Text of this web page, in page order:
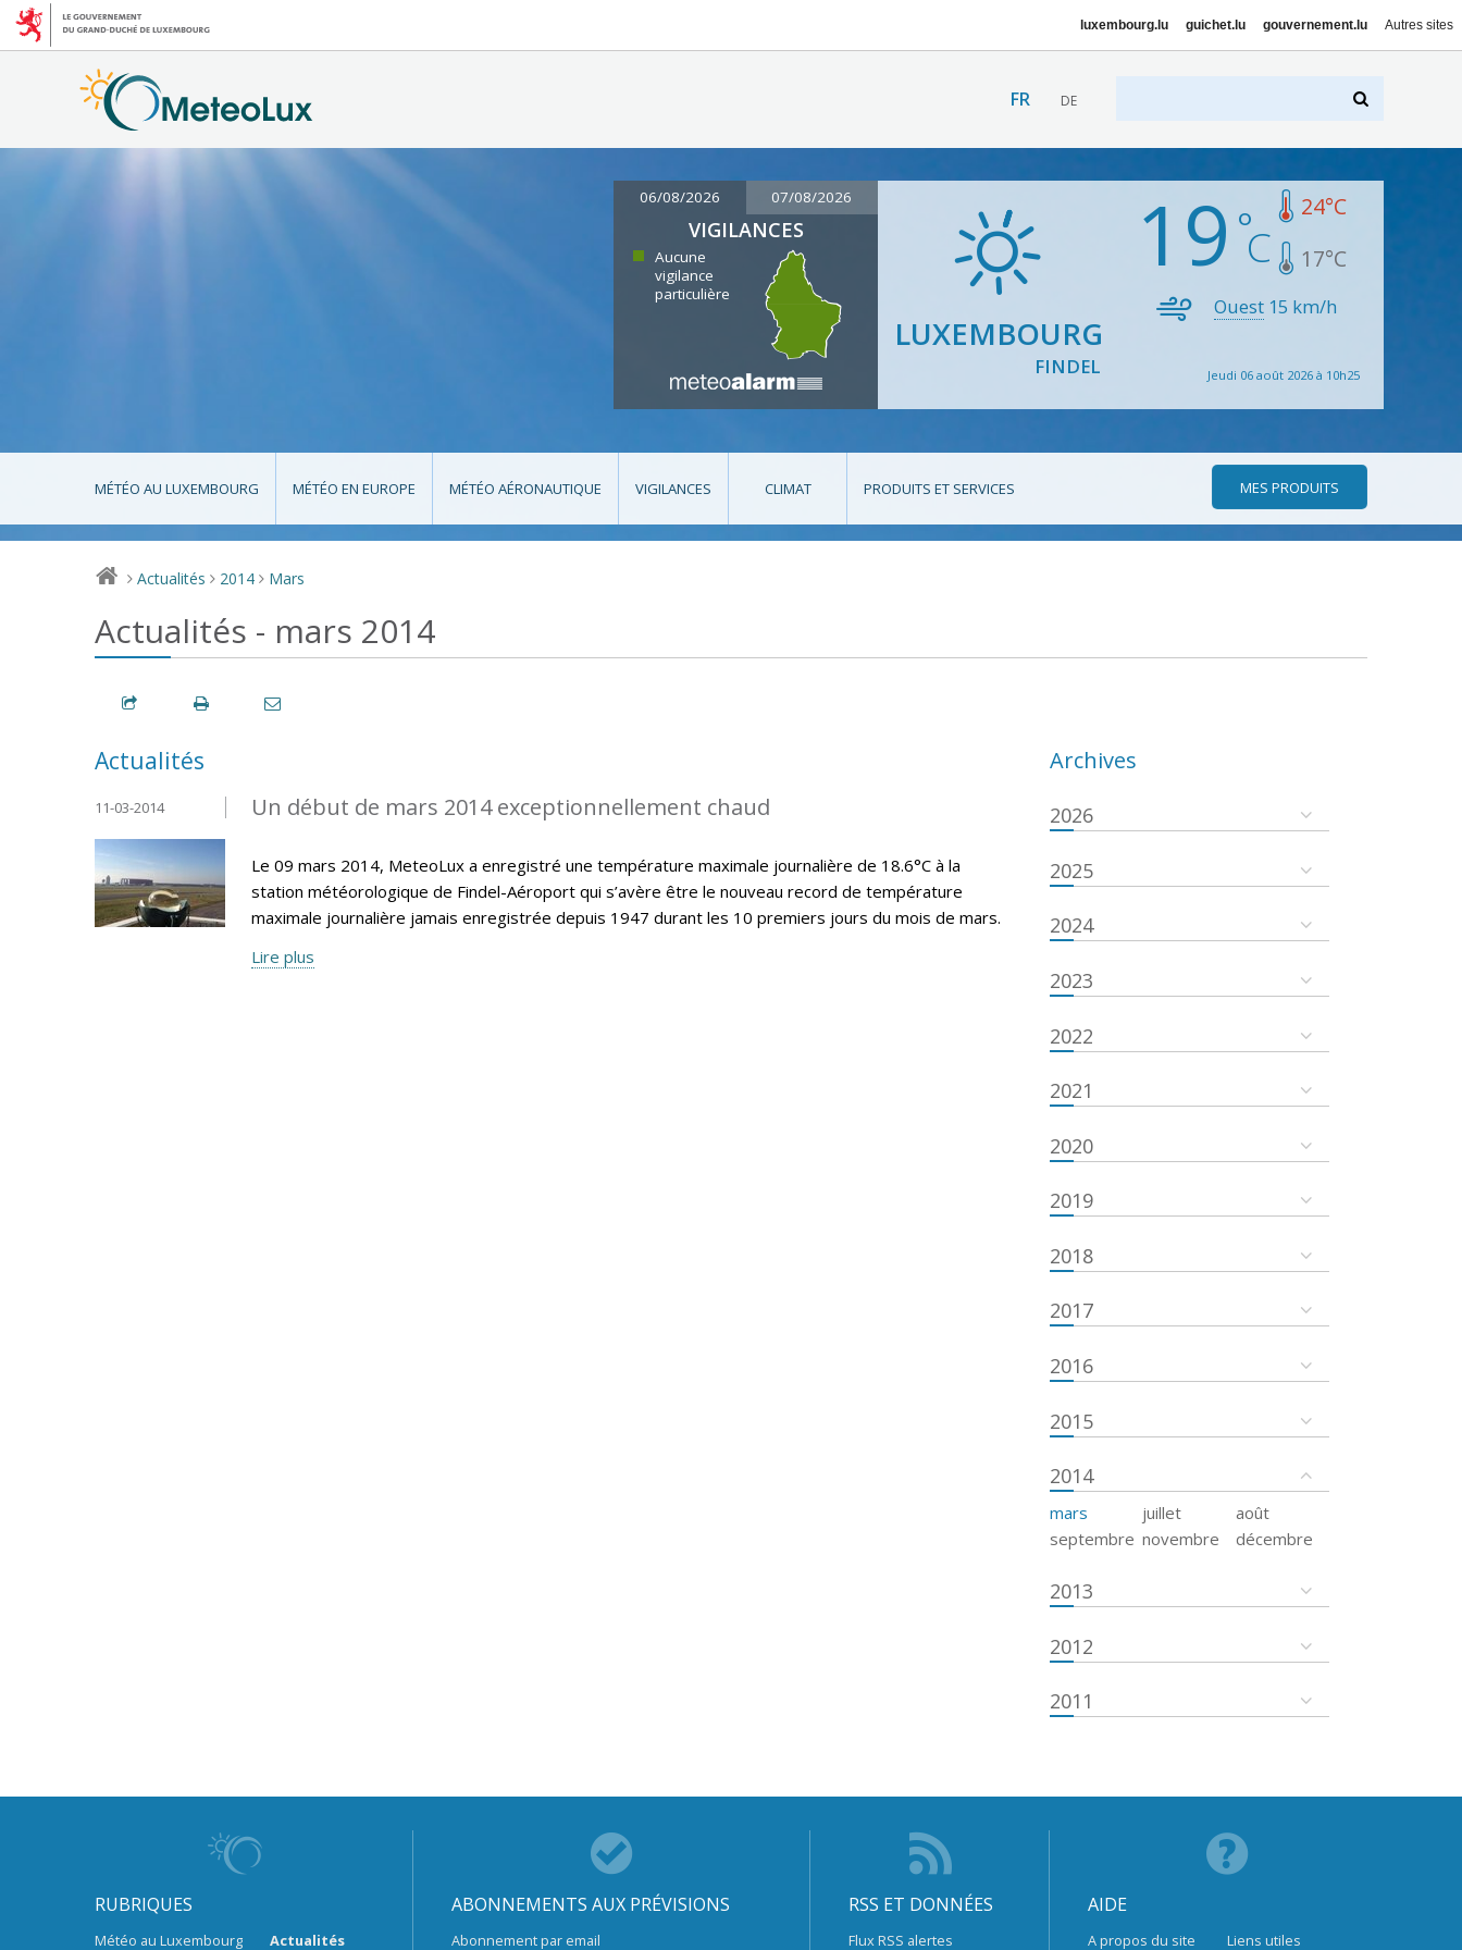
luxembourg.lu guichet.lu gouvernement.lu Autres sites
FR DE
06/08/2026 07/08/2026
VIGILANCES
Aucune
vigilance
particulière
LUXEMBOURG
FINDEL
19 24°C
17°C
Ouest 15 km/h
Jeudi 06 août 2026 à 10h25
MÉTÉO AU LUXEMBOURG MÉTÉO EN EUROPE MÉTÉO AÉRONAUTIQUE VIGILANCES CLIMAT PRODUITS ET SERVICES MES PRODUITS
> Actualités > 2014 > Mars
Actualités - mars 2014
Actualités
Un début de mars 2014 exceptionnellement chaud
11-03-2014
Le 09 mars 2014, MeteoLux a enregistré une température maximale journalière de 18.6°C à la
station météorologique de Findel-Aéroport qui s’avère être le nouveau record de température
maximale journalière jamais enregistrée depuis 1947 durant les 10 premiers jours du mois de mars.
Lire plus
Archives
2026
2025
2024
2023
2022
2021
2020
2019
2018
2017
2016
2015
2014
mars juillet
août
septembre novembre décembre
2013
2012
2011
RUBRIQUES
Météo au Luxembourg Actualités
ABONNEMENTS AUX PRÉVISIONS
Abonnement par email
RSS ET DONNÉES
Flux RSS alertes
AIDE
A propos du site Liens utiles